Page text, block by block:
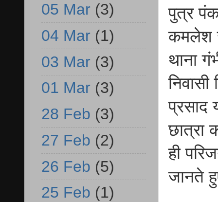
पुत्र
कमलेश
थाना
प्रसाद
छात्रा
ही
जानते
05 Mar (3)
04 Mar (1)
03 Mar (3)
01 Mar (3)
28 Feb (3)
27 Feb (2)
26 Feb (5)
25 Feb (1)